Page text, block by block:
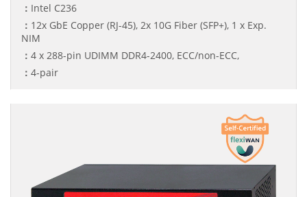
： Intel C236
： 12x GbE Copper (RJ-45), 2x 10G Fiber (SFP+), 1 x Exp.
NIM
： 4 x 288-pin UDIMM DDR4-2400, ECC/non-ECC,
： 4-pair